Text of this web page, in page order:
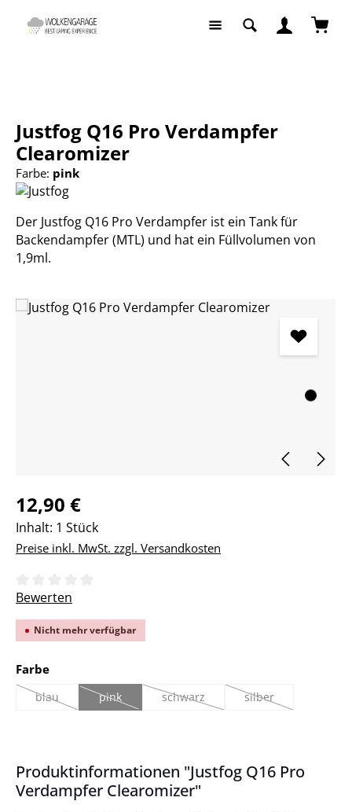
Zum Hauptinhalt springen
Justfog Q16 Pro Verdampfer
Clearomizer
Farbe: pink
Der Justfog Q16 Pro Verdampfer ist ein Tank für
Backendampfer (MTL) und hat ein Füllvolumen von
1,9ml.
Bildergalerie überspringen
Regulärer Preis:
12,90 €
Inhalt: 1 Stück
Preise inkl. MwSt. zzgl. Versandkosten
Durchschnittliche Bewertung von 0 von 5 Sternen
Bewerten
Nicht mehr verfügbar
Farbeauswählen
blau
(Diese Option ist zurzeit nicht verfügbar.)
pink
(Diese Option ist zurzeit nicht verfügbar.)
schwarz
(Diese Option ist zurzeit nicht
silber
(Diese Option ist
Produktinformationen "Justfog Q16 Pro
Verdampfer Clearomizer"